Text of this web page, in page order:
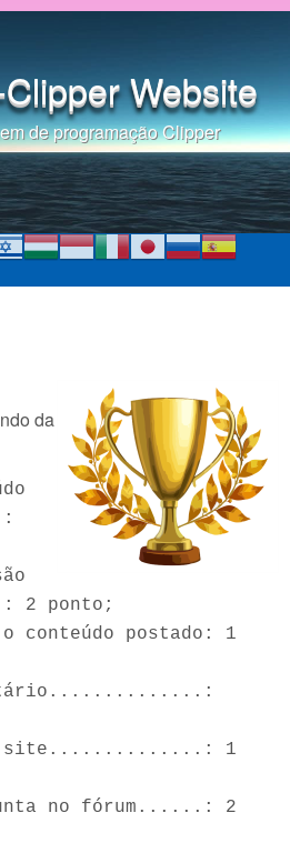
o conteúdo
Website
de programação Clipper
da
2 ponto;
conteúdo postado: 1
site..............: 1
no fórum......: 2